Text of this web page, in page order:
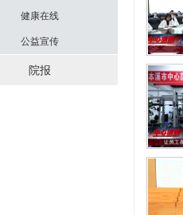
健康在线
公益宣传
院报